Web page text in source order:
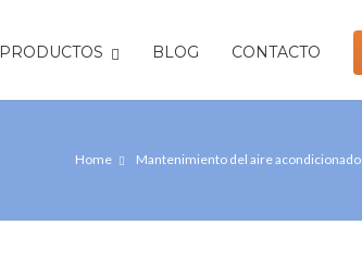
PRODUCTOS BLOG CONTACTO
Home Mantenimiento del aire acondicionado